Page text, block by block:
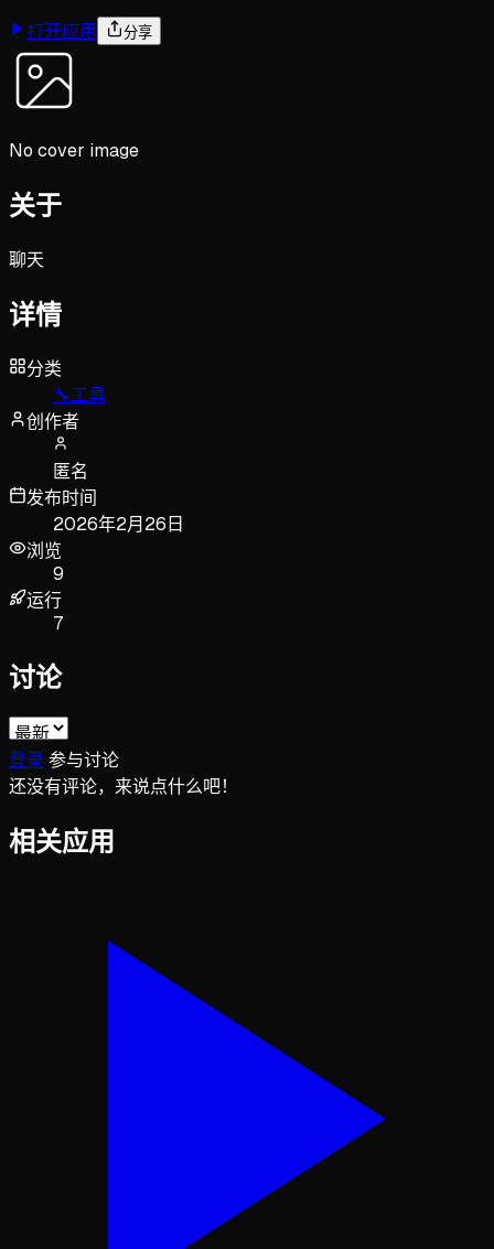
打开应用
分享
No cover image
关于
聊天
详情
分类
🔧工具
创作者
匿名
发布时间
2026年2月26日
浏览
9
运行
7
讨论
登录 参与讨论
还没有评论，来说点什么吧！
相关应用